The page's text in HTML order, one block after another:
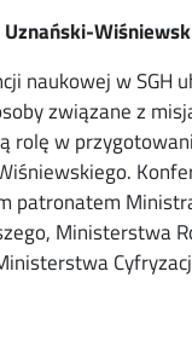
Uznański-
naukowej w SGH
związane z
rolę w
patronatem
Ministerstwa